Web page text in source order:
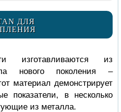
ДЛЯ
изготавливаются из
нового поколения –
материал демонстрирует
показатели, в несколько
из металла.